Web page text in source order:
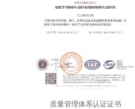
质量管理体系认证证书